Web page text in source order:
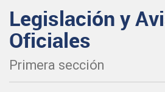
Legislación y
Oficiales
Primera sección